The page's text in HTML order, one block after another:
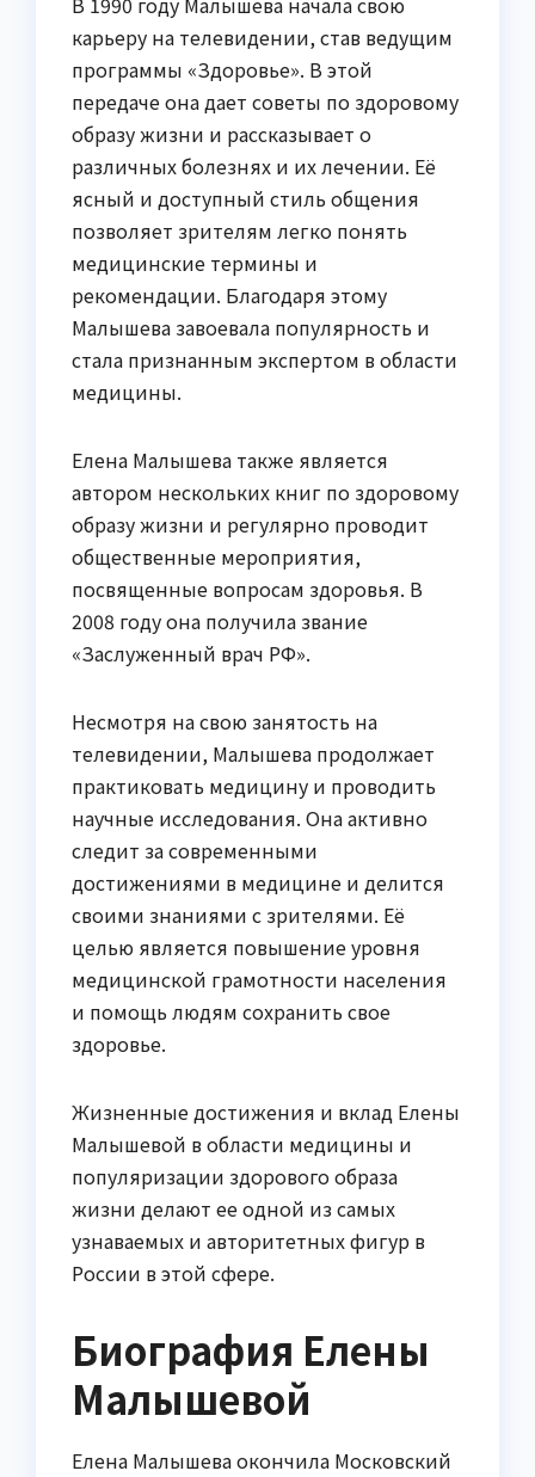
карьеру на телевидении, став ведущим
программы «Здоровье». В этой
передаче она дает советы по здоровому
образу жизни и рассказывает о
различных болезнях и их лечении. Её
ясный и доступный стиль общения
позволяет зрителям легко понять
медицинские термины и
рекомендации. Благодаря этому
Малышева завоевала популярность и
стала признанным экспертом в области
медицины.
Елена Малышева также является
автором нескольких книг по здоровому
образу жизни и регулярно проводит
общественные мероприятия,
посвященные вопросам здоровья. В
2008 году она получила звание
«Заслуженный врач РФ».
Несмотря на свою занятость на
телевидении, Малышева продолжает
практиковать медицину и проводить
научные исследования. Она активно
следит за современными
достижениями в медицине и делится
своими знаниями с зрителями. Её
целью является повышение уровня
медицинской грамотности населения
и помощь людям сохранить свое
здоровье.
Жизненные достижения и вклад Елены
Малышевой в области медицины и
популяризации здорового образа
жизни делают ее одной из самых
узнаваемых и авторитетных фигур в
России в этой сфере.
Биография Елены
Малышевой
Елена Малышева окончила Московский